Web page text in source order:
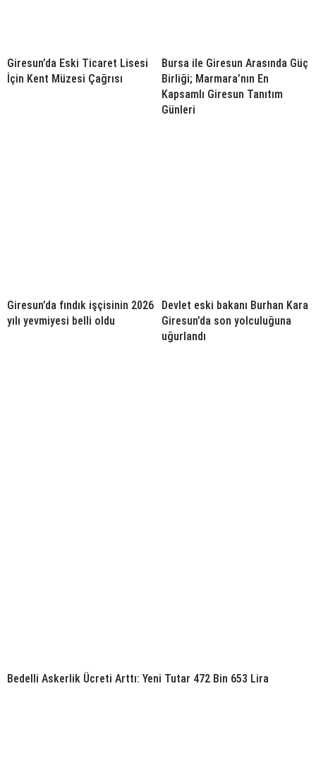
Giresun’da Eski Ticaret Lisesi
İçin Kent Müzesi Çağrısı
Bursa ile Giresun Arasında Güç
Birliği; Marmara’nın En
Kapsamlı Giresun Tanıtım
Günleri
Giresun’da fındık işçisinin 2026
yılı yevmiyesi belli oldu
Devlet eski bakanı Burhan Kara
Giresun’da son yolculuğuna
uğurlandı
Bedelli Askerlik Ücreti Arttı: Yeni Tutar 472 Bin 653 Lira